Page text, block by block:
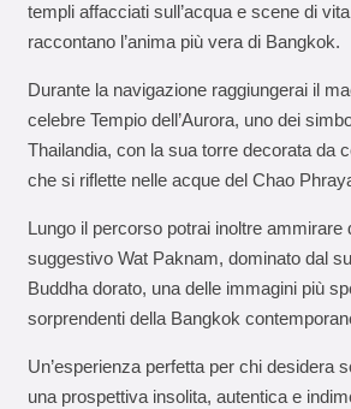
templi affacciati sull’acqua e scene di
raccontano l’anima più vera di Bangkok.
Durante la navigazione raggiungerai il
celebre Tempio dell’Aurora, uno dei
Thailandia, con la sua torre decorata da
che si riflette nelle acque del Chao
Lungo il percorso potrai inoltre ammirare
suggestivo Wat Paknam, dominato dal
Buddha dorato, una delle immagini più
sorprendenti della Bangkok
Un’esperienza perfetta per chi desidera
una prospettiva insolita, autentica e